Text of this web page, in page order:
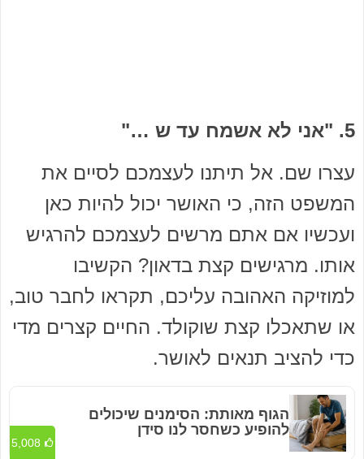
5. "אני לא אשמח עד ש …"
עצרו שם. אל תיתנו לעצמכם לסיים את
המשפט הזה, כי האושר יכול להיות כאן
ועכשיו אם אתם מרשים לעצמכם להרגיש
אותו. מרגישים קצת בדאון? הקשיבו
למוזיקה האהובה עליכם, תקראו לחבר טוב,
או שתאכלו קצת שוקולד. החיים קצרים מדי
כדי להציב תנאים לאושר.
הגוף מאותת: הסימנים שיכולים
להופיע כשחסר לנו סידן
5,008